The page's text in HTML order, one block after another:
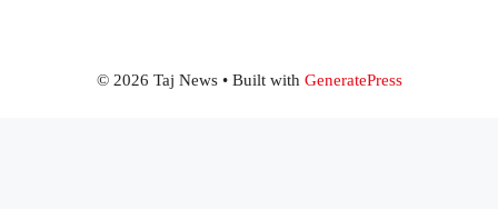
© 2026 Taj News• Built with GeneratePress